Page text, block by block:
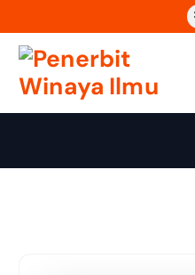
Wahana Insan Berkarya & Berbagi Ilmu